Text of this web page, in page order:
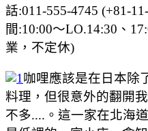
話:011-555-4745 (+81-
間:10:00～LO.14:30、
業，不定休)
咖哩應該是在日本除
料理，但很意外的翻開
不多....。這一家在北海